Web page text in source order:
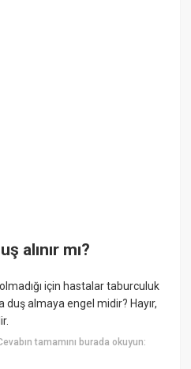
alınır mı?
için hastalar taburculuk
duş almaya engel midir? Hayır,
tamamını burada okuyun: